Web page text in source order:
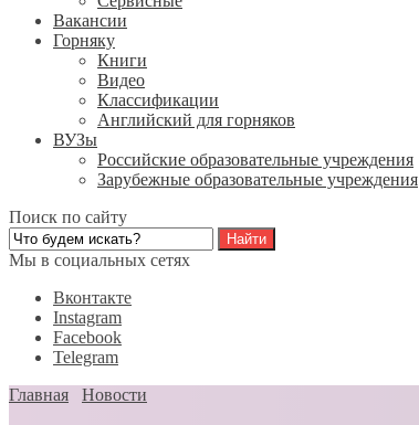
Вакансии
Горняку
Книги
Видео
Классификации
Английский для горняков
ВУЗы
Российские образовательные учреждения
Зарубежные образовательные учреждения
Поиск по сайту
Мы в социальных сетях
Вконтакте
Instagram
Facebook
Telegram
Главная
Новости